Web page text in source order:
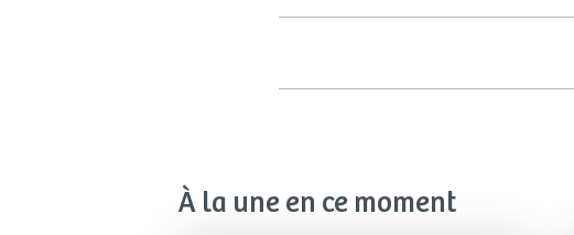
À la une en ce moment